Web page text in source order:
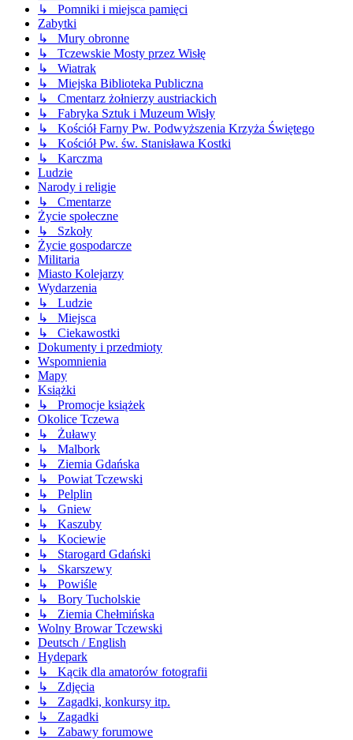
↳ Pomniki i miejsca pamięci
Zabytki
↳ Mury obronne
↳ Tczewskie Mosty przez Wisłę
↳ Wiatrak
↳ Miejska Biblioteka Publiczna
↳ Cmentarz żołnierzy austriackich
↳ Fabryka Sztuk i Muzeum Wisły
↳ Kościół Farny Pw. Podwyższenia Krzyża Świętego
↳ Kościół Pw. św. Stanisława Kostki
↳ Karczma
Ludzie
Narody i religie
↳ Cmentarze
Życie społeczne
↳ Szkoły
Życie gospodarcze
Militaria
Miasto Kolejarzy
Wydarzenia
↳ Ludzie
↳ Miejsca
↳ Ciekawostki
Dokumenty i przedmioty
Wspomnienia
Mapy
Książki
↳ Promocje książek
Okolice Tczewa
↳ Żuławy
↳ Malbork
↳ Ziemia Gdańska
↳ Powiat Tczewski
↳ Pelplin
↳ Gniew
↳ Kaszuby
↳ Kociewie
↳ Starogard Gdański
↳ Skarszewy
↳ Powiśle
↳ Bory Tucholskie
↳ Ziemia Chełmińska
Wolny Browar Tczewski
Deutsch / English
Hydepark
↳ Kącik dla amatorów fotografii
↳ Zdjęcia
↳ Zagadki, konkursy itp.
↳ Zagadki
↳ Zabawy forumowe